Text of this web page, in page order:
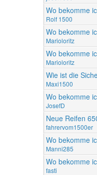
Wo bekomme
Rolf 1500
Wo bekomme
Marioloritz
Wo bekomme
Marioloritz
Wie ist die
Maxi1500
Wo bekomme
JosefD
Neue Reifen
fahrervom1500er
Wo bekomme
Manni285
Wo bekomme
fasti